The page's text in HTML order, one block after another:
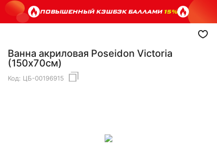
ПОВЫШЕННЫЙ КЭШБЭК БАЛЛАМИ15%
Ванна акриловая Poseidon Victoria
(150х70см)
Код: ЦБ-00196915